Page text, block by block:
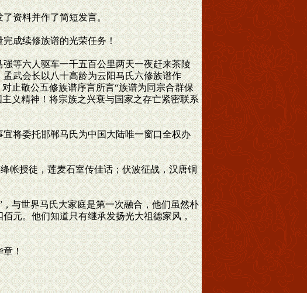
资料并作了简短发言。
成续修族谱的光荣任务！
等六人驱车一千五百公里两天一夜赶来茶陵
武会长以八十高龄为云阳马氏六修族谱作
止敬公五修族谱序言所言“族谱为同宗合群保
义精神！将宗族之兴衰与国家之存亡紧密联系
将委托邯郸马氏为中国大陆唯一窗口全权办
帐授徒，莲麦石室传佳话；伏波征战，汉唐铜
与世界马氏大家庭是第一次融合，他们虽然朴
元。他们知道只有继承发扬光大祖德家风，
章！